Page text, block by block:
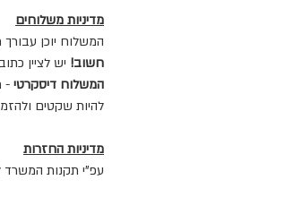
מדיניות משלוחים
המשלוח יוכן עבורך תוך 2 ימי עבודה ומרגע שנוציא עבורך את המשלוח, הוא יגיע ליעד המשלוח יגיע אליכם תוך 3-5 ימי עבודה
חשוב! יש לציין
המשלוח דיסקרטי -
להיות שקטים
מדיניות החזרות
עפ"י תקנות המשרד